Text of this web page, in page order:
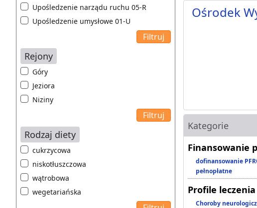
Upośledzenie narządu ruchu 05-R
Upośledzenie umysłowe 01-U
Rejony
Góry
Jeziora
Niziny
Rodzaj diety
cukrzycowa
niskotłuszczowa
wątrobowa
wegetariańska
Ośrodek
Kategorie
Finansowanie
dofinansowanie
pełnopłatne
Profile leczenia
Choroby